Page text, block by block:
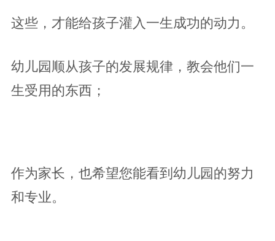
这些，才能给孩子灌入一生成功的动力。
幼儿园顺从孩子的发展规律，教会他们一
生受用的东西；
作为家长，也希望您能看到幼儿园的努力
和专业。